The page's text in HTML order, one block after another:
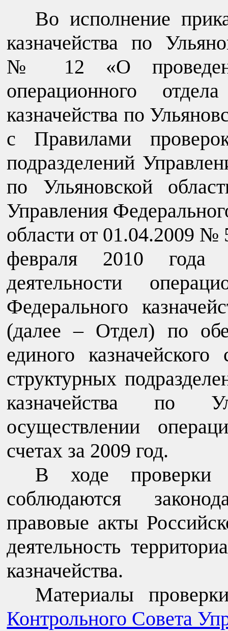
Во исполнение
казначейства по
№ 12 «О
операционного
казначейства по
с Правилами
подразделений
по Ульяновской
Управления
области от 01.04.2009 №
февраля 2010 года
деятельности
Федерального
(далее – Отдел) по
единого
структурных
казначейства по
осуществлении
счетах за 2009 год.
В ходе проверки
соблюдаются
правовые акты
деятельность
казначейства.
Материалы
Контрольного Совета